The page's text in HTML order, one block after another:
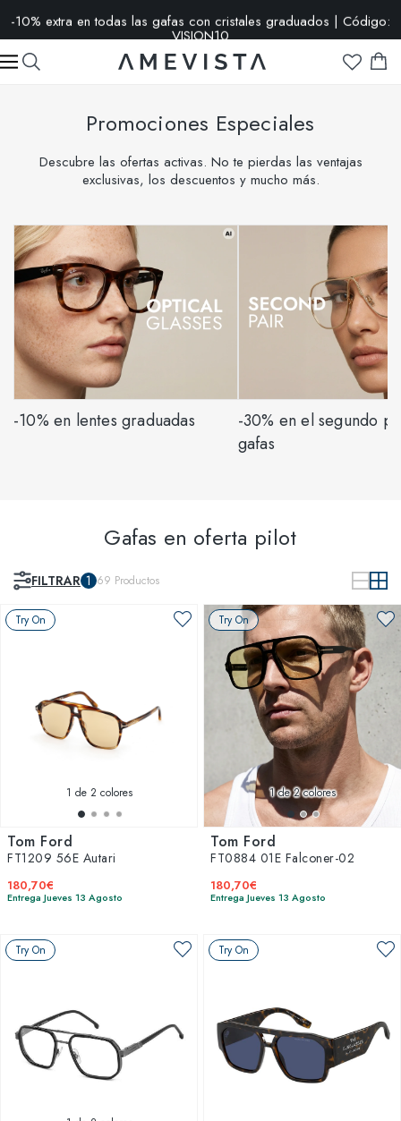
-10% extra en todas las gafas con cristales graduados | Código:
VISION10
Promociones Especiales
Descubre las ofertas activas. No te pierdas las ventajas
exclusivas, los descuentos y mucho más.
-10% en lentes graduadas
-30% en el segundo
gafas
Gafas en oferta pilot
FILTRAR 1 69 Productos
Try On
1 de 2 colores
Tom Ford
FT1209 56E Autari
180,70€
Entrega Jueves 13 Agosto
Try On
1de 2 colores
Tom Ford
FT0884 01E Falconer-02
180,70€
Entrega Jueves 13 Agosto
Try On Try On